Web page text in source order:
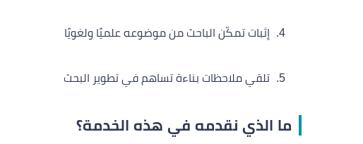
إثبات تمكّن الباحث من موضوعه علميًا ولغويًا
تلقي ملاحظات بناءة تساهم في تطوير البحث
ما الذي نقدمه في هذه الخدمة؟